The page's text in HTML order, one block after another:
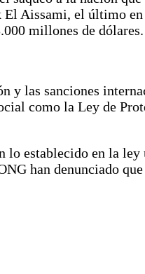
Aissami, el último en
millones de dólares.
y las sanciones
como la Ley de
lo establecido en la
han denunciado